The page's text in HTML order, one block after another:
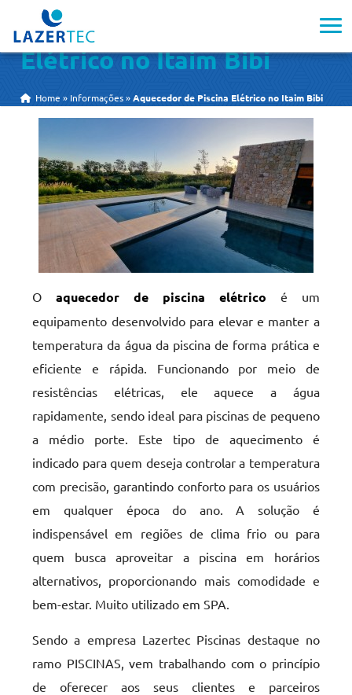
Aquecedor de Piscina
Elétrico no Itaim Bibi
Home » Informações »Aquecedor de Piscina Elétrico no Itaim Bibi
Oaquecedor de piscina elétrico é um
equipamento desenvolvido para elevar e manter a
temperatura da água da piscina de forma prática e
eficiente e rápida. Funcionando por meio de
resistências elétricas, ele aquece a água
rapidamente, sendo ideal para piscinas de pequeno
a médio porte. Este tipo de aquecimento é
indicado para quem deseja controlar a temperatura
com precisão, garantindo conforto para os usuários
em qualquer época do ano. A solução é
indispensável em regiões de clima frio ou para
quem busca aproveitar a piscina em horários
alternativos, proporcionando mais comodidade e
bem-estar. Muito utilizado em SPA.
Sendo a empresa Lazertec Piscinas destaque no
ramo PISCINAS, vem trabalhando com o princípio
de oferecer aos seus clientes e parceiros